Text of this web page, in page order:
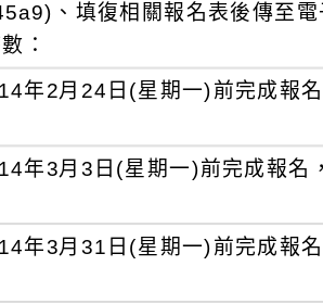
、填復相關報名表後傳至
：
年2月24日(星期一)前完成報
年3月3日(星期一)前完成報
年3月31日(星期一)前完成報